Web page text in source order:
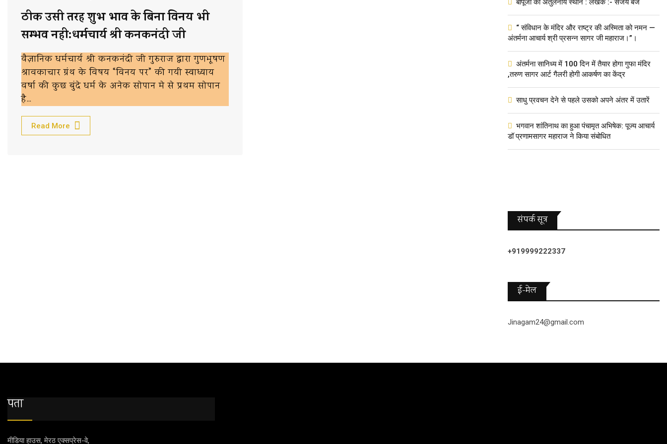
ठीक उसी तरह शुभ भाव के बिना विनय भी
सम्भव नही:धर्मचार्य श्री कनकनंदी जी
वैज्ञानिक धर्मचार्य श्री कनकनंदी जी गुरुराज द्वारा गुणभूषण
श्रावकाचार ग्रंथ के विषय “विनय पर” की गयी स्वाध्याय
वर्षा की कुछ बुंदे धर्म के अनेक सोपान मे से प्रथम सोपान
है…
Read More
बापूजी का अतुलनीय स्थान : लेखक :- संजय बज
“ संविधान के मंदिर और राष्ट्र की अस्मिता को नमन —
अंतर्मना आचार्य श्री प्रसन्न सागर जी महाराज।”।
अंतर्मना सानिध्य में 100 दिन में तैयार होगा गुफा मंदिर
,तरुण सागर आर्ट गैलरी होगी आकर्षण का केंद्र
साधु प्रवचन देने से पहले उसको अपने अंतर में उतारें
भगवान शांतिनाथ का हुआ पंचामृत अभिषेक: पूज्य आचार्य
डॉ प्रणामसागर महाराज ने किया संबोधित
संपर्क सूत्र
+919999222337
ई-मेल
Jinagam24@gmail.com
पता
मीडिया हाउस, मेरठ एक्‍सप्रेस-वे,